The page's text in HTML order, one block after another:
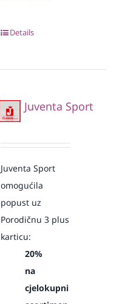
Details
Juventa Sport
Juventa Sport
omogućila
popust uz
Porodičnu 3 plus
karticu:
20%
na
cjelokupni